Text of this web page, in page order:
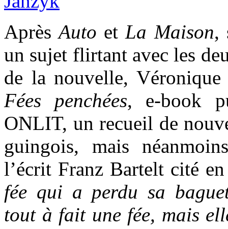
AprèsAuto etLa Maison,
un sujet flirtant avec les
de la nouvelle,
Fées penchées, e-book
ONLIT, un recueil de
guingois, mais
l’écrit Franz Bartelt cité
fée qui a perdu sa
tout à fait une fée, mais